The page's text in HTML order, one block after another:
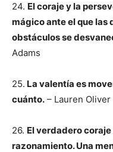
24. El coraje y la
mágico ante el que
obstáculos se
Adams
25. La valentía es
cuánto. – Lauren Oliver
26. El verdadero
razonamiento. Una